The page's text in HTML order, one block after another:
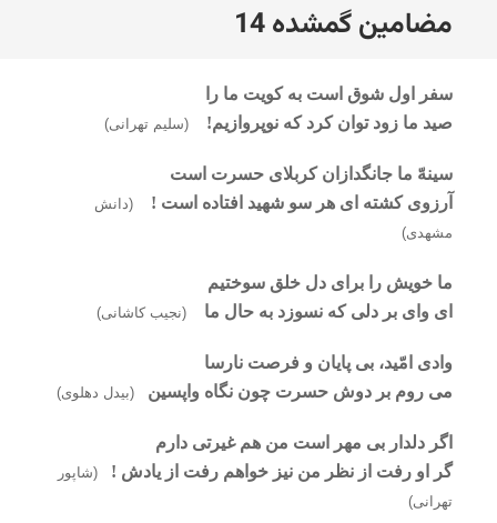
رفتن
به
مضامین گمشده 14
سفر اول شوق است به کویت ما را
صید ما زود توان کرد که نوپروازیم!
(سلیم تهرانی)
سینهّ ما جانگدازان کربلای حسرت است
آرزوی کشته ای هر سو شهید افتاده است !
(دانش
مشهدی)
ما خویش را برای دل خلق سوختیم
ای وای بر دلی که نسوزد به حال ما
(نجیب کاشانی)
وادی امّید، بی پایان و فرصت نارسا
می روم بر دوش حسرت چون نگاه واپسین
(بیدل دهلوی)
اگر دلدار بی مهر است من هم غیرتی دارم
گر او رفت از نظر من نیز خواهم رفت از یادش !
(شاپور
تهرانی)